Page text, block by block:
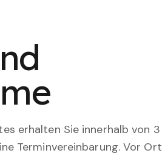
erhalten Sie innerhalb von 3
Terminvereinbarung. Vor Ort